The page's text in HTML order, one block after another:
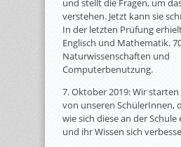
und stellt die Fragen, um
verstehen. Jetzt kann sie
In der letzten Prüfung
Englisch und Mathematik.
Naturwissenschaften und
Computerbenutzung.
7. Oktober 2019: Wir
von unseren SchülerInnen,
wie sich diese an der
und ihr Wissen sich